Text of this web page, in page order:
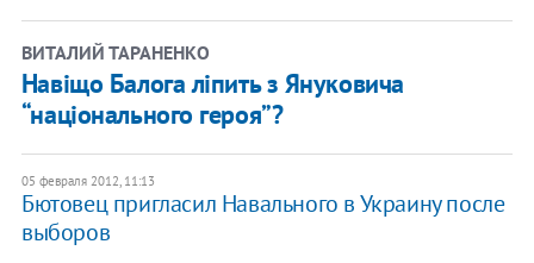
ВИТАЛИЙ ТАРАНЕНКО
Навіщо Балога ліпить з Януковича
“національного героя”?
05 февраля 2012, 11:13
Бютовец пригласил Навального в Украину после
выборов